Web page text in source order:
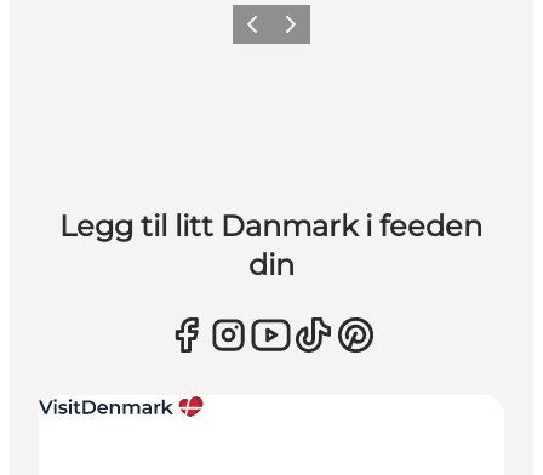
ForrigeNeste
Legg til litt Danmark i feeden
din